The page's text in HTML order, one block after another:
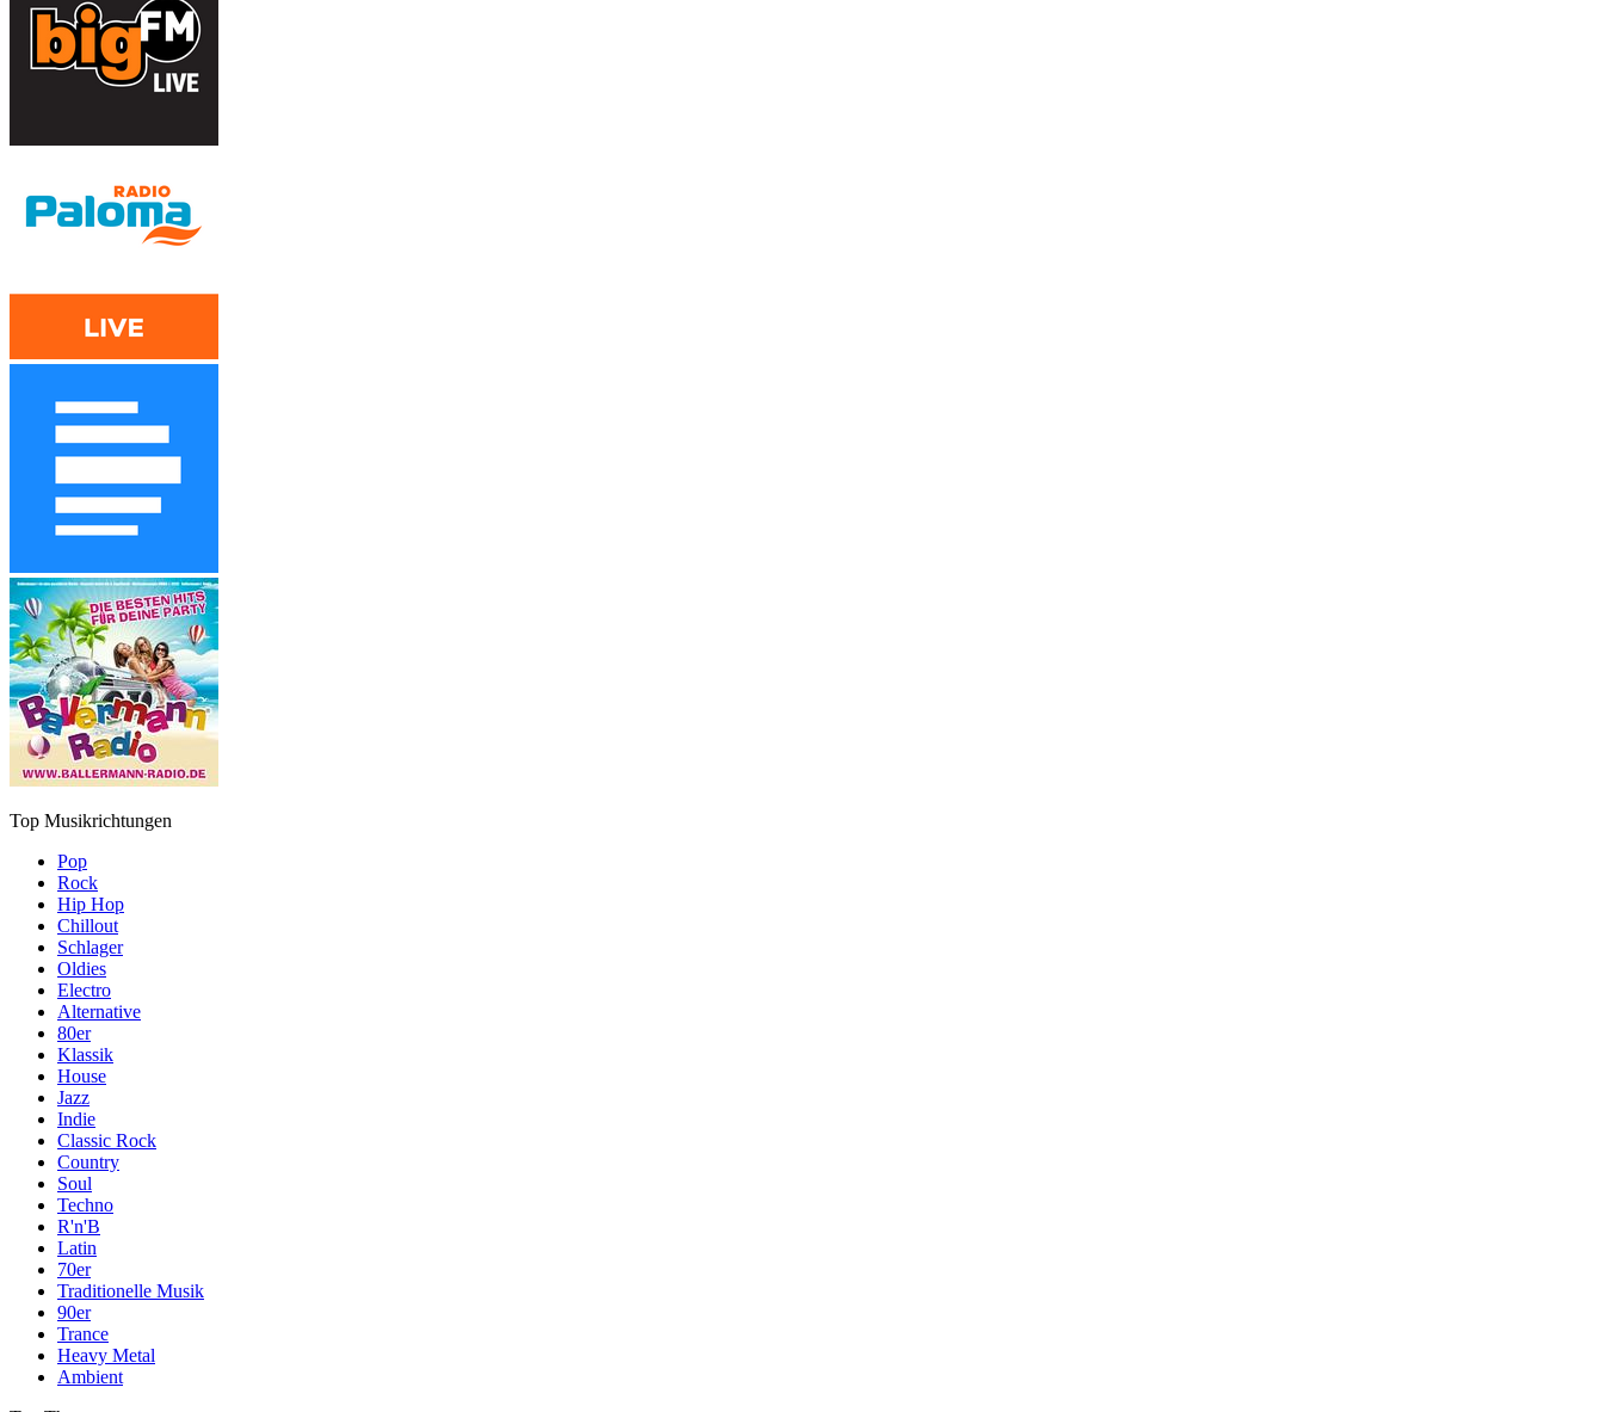
Top Musikrichtungen
Pop
Rock
Hip Hop
Chillout
Schlager
Oldies
Electro
Alternative
80er
Klassik
House
Jazz
Indie
Classic Rock
Country
Soul
Techno
R'n'B
Latin
70er
Traditionelle Musik
90er
Trance
Heavy Metal
Ambient